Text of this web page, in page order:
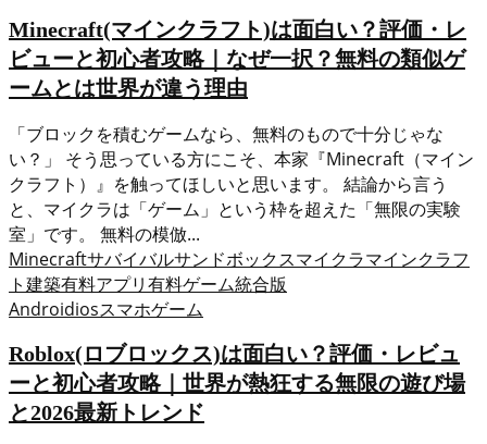
Minecraft(マインクラフト)は面白い？評価・レ
ビューと初心者攻略｜なぜ一択？無料の類似ゲ
ームとは世界が違う理由
「ブロックを積むゲームなら、無料のもので十分じゃな
い？」 そう思っている方にこそ、本家『Minecraft（マイン
クラフト）』を触ってほしいと思います。 結論から言う
と、マイクラは「ゲーム」という枠を超えた「無限の実験
室」です。 無料の模倣...
Minecraftサバイバルサンドボックスマイクラマインクラフ
ト建築有料アプリ有料ゲーム統合版
Androidiosスマホゲーム
Roblox(ロブロックス)は面白い？評価・レビュ
ーと初心者攻略｜世界が熱狂する無限の遊び場
と2026最新トレンド